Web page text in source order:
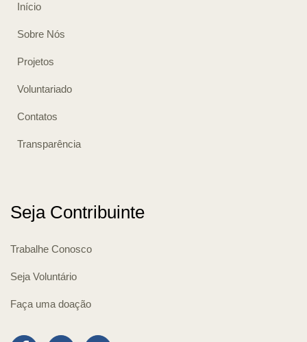
Início
Sobre Nós
Projetos
Voluntariado
Contatos
Transparência
Seja Contribuinte
Trabalhe Conosco
Seja Voluntário
Faça uma doação